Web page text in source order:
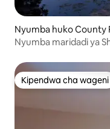
Nyumba huko County
Nyumba maridadi ya
Kipendwa cha wageni
Kipendwa cha wageni